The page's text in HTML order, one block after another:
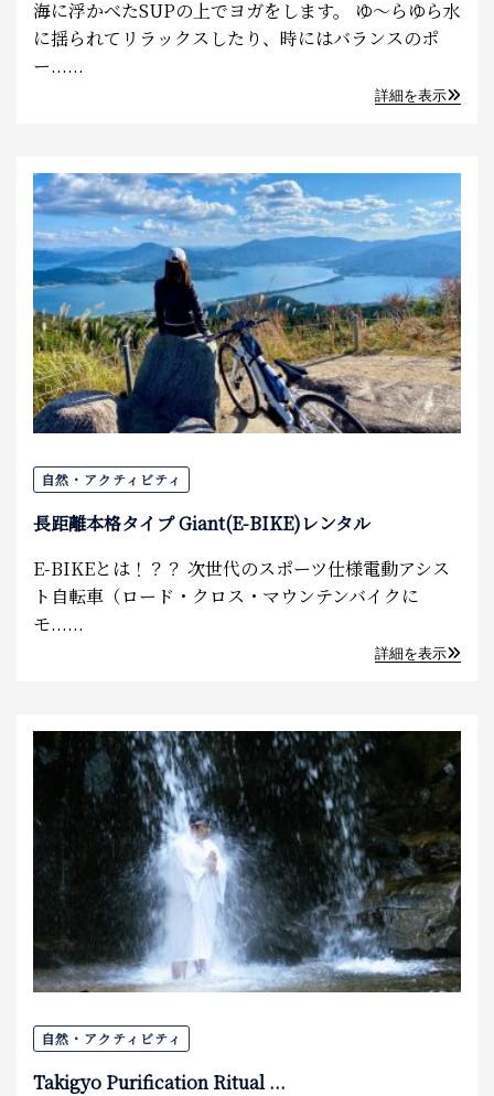
海に浮かべたSUPの上でヨガをします。 ゆ〜らゆら水
に揺られてリラックスしたり、時にはバランスのポ
ー......
詳細を表示
自然・アクティビティ
長距離本格タイプ Giant(E-BIKE)レンタル
E-BIKEとは！？？ 次世代のスポーツ仕様電動アシス
ト自転車（ロード・クロス・マウンテンバイクに
モ......
詳細を表示
自然・アクティビティ
Takigyo Purification Ritual ...